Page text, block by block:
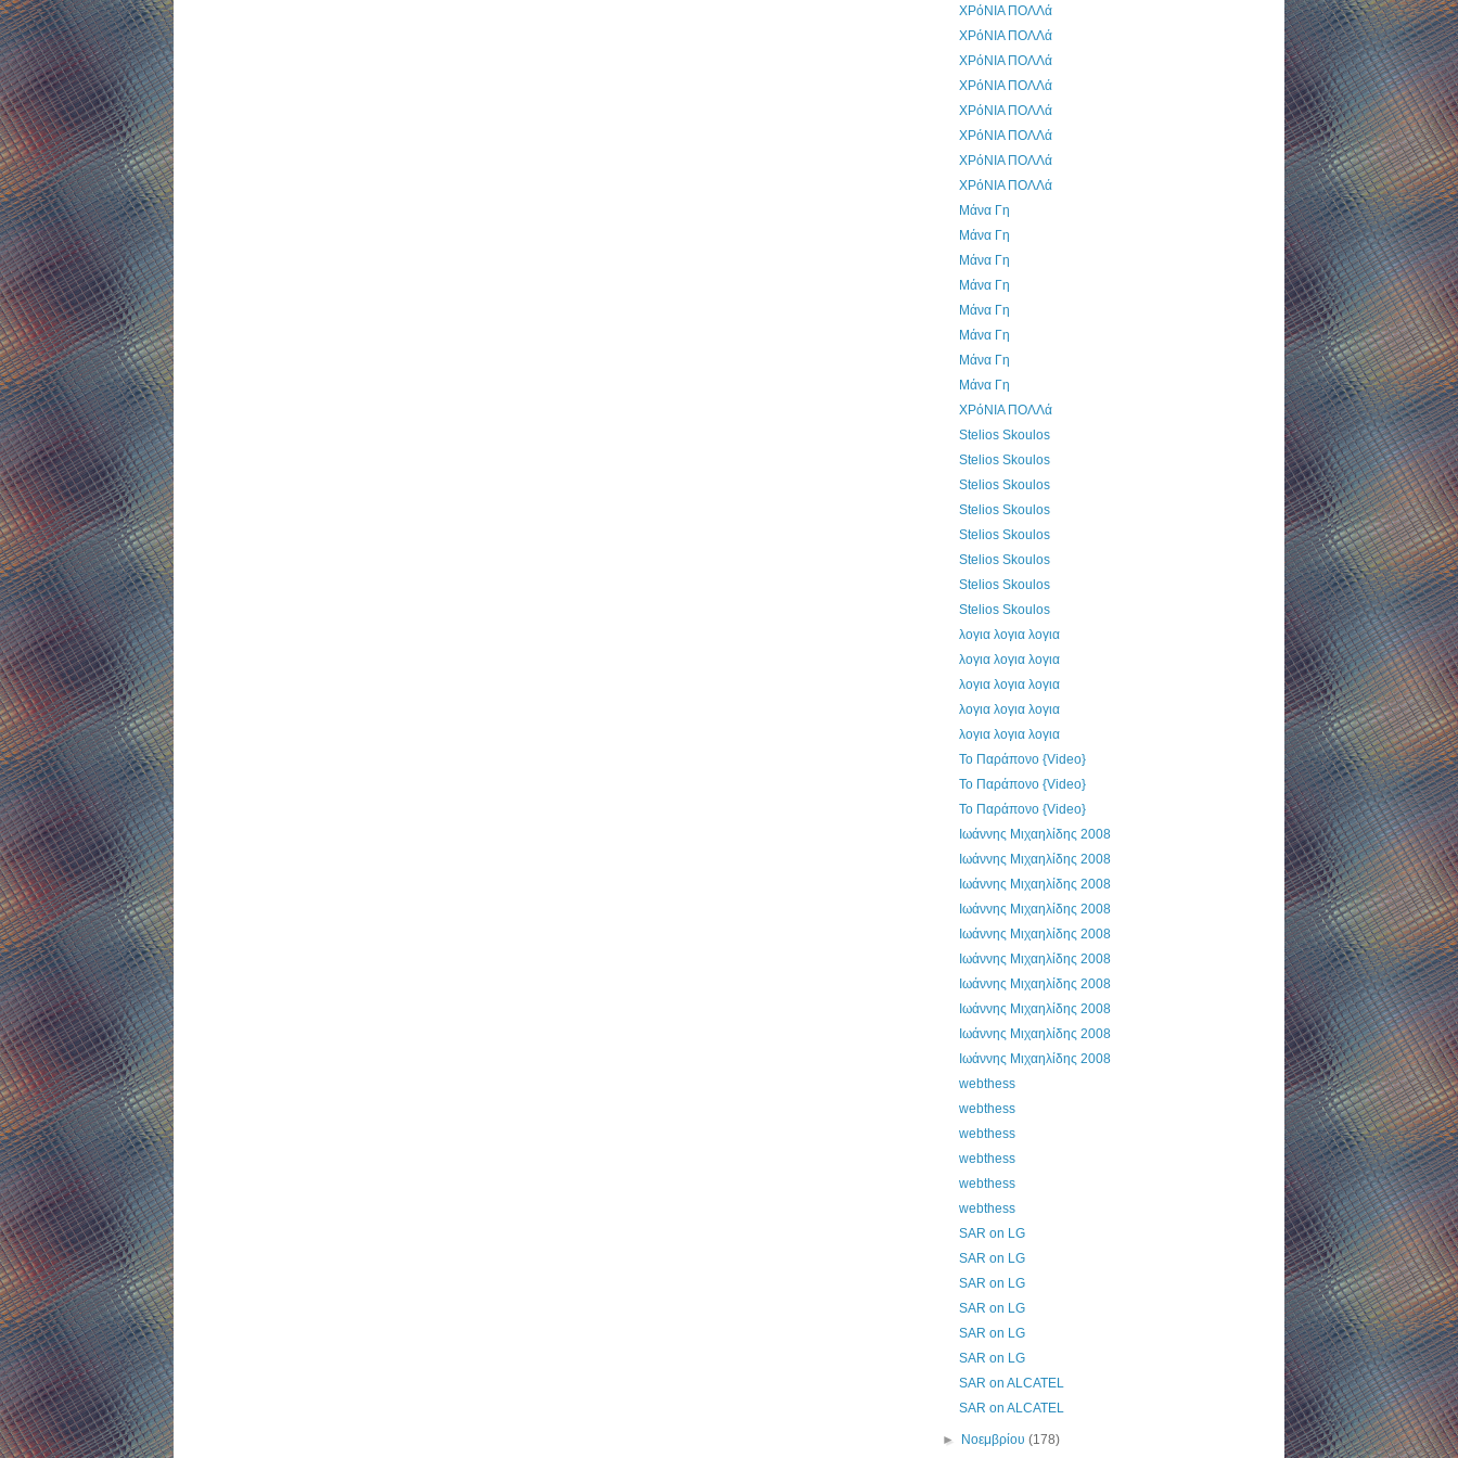
ΧΡόΝΙΑ ΠΟΛΛά
ΧΡόΝΙΑ ΠΟΛΛά
ΧΡόΝΙΑ ΠΟΛΛά
ΧΡόΝΙΑ ΠΟΛΛά
ΧΡόΝΙΑ ΠΟΛΛά
ΧΡόΝΙΑ ΠΟΛΛά
ΧΡόΝΙΑ ΠΟΛΛά
ΧΡόΝΙΑ ΠΟΛΛά
Μάνα Γη
Μάνα Γη
Μάνα Γη
Μάνα Γη
Μάνα Γη
Μάνα Γη
Μάνα Γη
Μάνα Γη
ΧΡόΝΙΑ ΠΟΛΛά
Stelios Skoulos
Stelios Skoulos
Stelios Skoulos
Stelios Skoulos
Stelios Skoulos
Stelios Skoulos
Stelios Skoulos
Stelios Skoulos
λογια λογια λογια
λογια λογια λογια
λογια λογια λογια
λογια λογια λογια
λογια λογια λογια
Το Παράπονο {Video}
Το Παράπονο {Video}
Το Παράπονο {Video}
Ιωάννης Μιχαηλίδης 2008
Ιωάννης Μιχαηλίδης 2008
Ιωάννης Μιχαηλίδης 2008
Ιωάννης Μιχαηλίδης 2008
Ιωάννης Μιχαηλίδης 2008
Ιωάννης Μιχαηλίδης 2008
Ιωάννης Μιχαηλίδης 2008
Ιωάννης Μιχαηλίδης 2008
Ιωάννης Μιχαηλίδης 2008
Ιωάννης Μιχαηλίδης 2008
webthess
webthess
webthess
webthess
webthess
webthess
SAR on LG
SAR on LG
SAR on LG
SAR on LG
SAR on LG
SAR on LG
SAR on ALCATEL
SAR on ALCATEL
► Νοεμβρίου(178)